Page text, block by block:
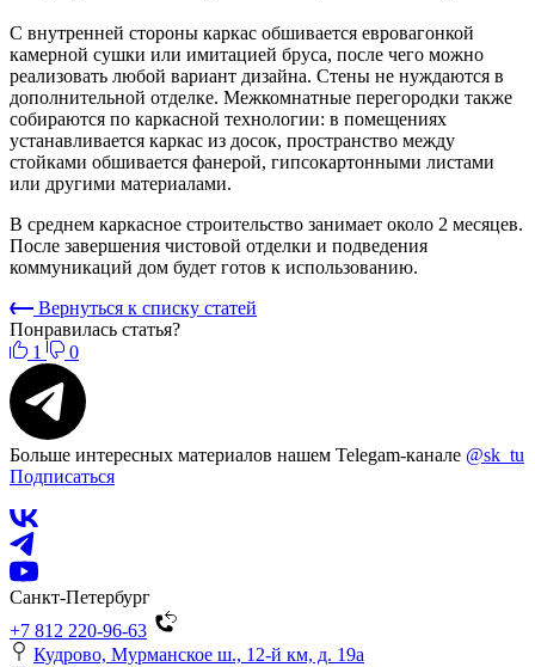
С внутренней стороны каркас обшивается евровагонкой
камерной сушки или имитацией бруса, после чего можно
реализовать любой вариант дизайна. Стены не нуждаются в
дополнительной отделке. Межкомнатные перегородки также
собираются по каркасной технологии: в помещениях
устанавливается каркас из досок, пространство между
стойками обшивается фанерой, гипсокартонными листами
или другими материалами.
В среднем каркасное строительство занимает около 2 месяцев.
После завершения чистовой отделки и подведения
коммуникаций дом будет готов к использованию.
Вернуться к списку статей
Понравилась статья?
1
0
Больше интересных материалов нашем Telegam-канале @sk_tu
Подписаться
Санкт-Петербург
+7 812 220-96-63
Кудрово, Мурманское ш., 12-й км, д. 19a